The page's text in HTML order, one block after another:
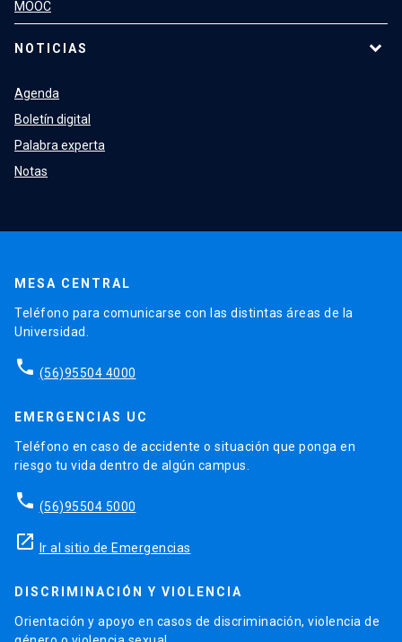
MOOC
NOTICIAS
Agenda
Boletín digital
Palabra experta
Notas
MESA CENTRAL
Teléfono para comunicarse con las distintas áreas de la
Universidad.
phone (56)95504 4000
EMERGENCIAS UC
Teléfono en caso de accidente o situación que ponga en
riesgo tu vida dentro de algún campus.
phone (56)95504 5000
launch Ir al sitio de Emergencias
DISCRIMINACIÓN Y VIOLENCIA
Orientación y apoyo en casos de discriminación, violencia de